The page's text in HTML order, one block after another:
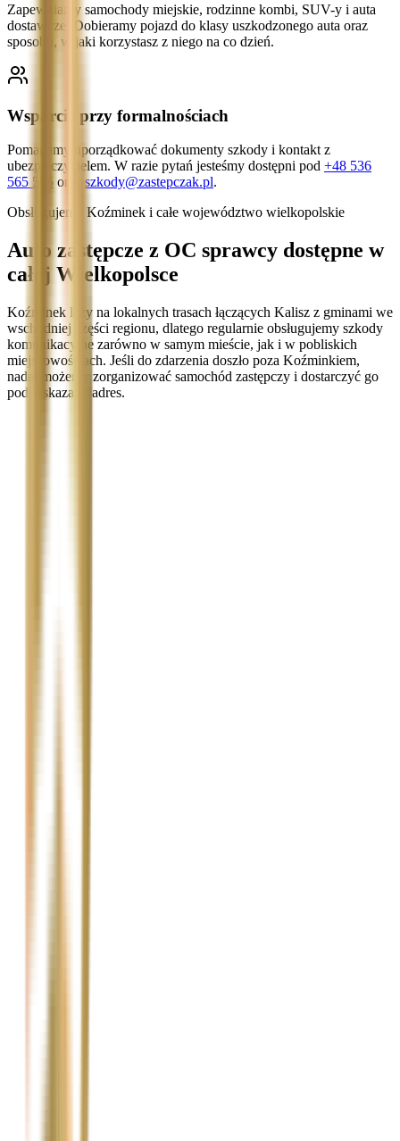
Zapewniamy samochody miejskie, rodzinne kombi, SUV-y i auta
dostawcze. Dobieramy pojazd do klasy uszkodzonego auta oraz
sposobu, w jaki korzystasz z niego na co dzień.
Wsparcie przy formalnościach
Pomagamy uporządkować dokumenty szkody i kontakt z
ubezpieczycielem. W razie pytań jesteśmy dostępni pod +48 536
565 565 oraz szkody@zastepczak.pl.
Obsługujemy Koźminek i całe województwo wielkopolskie
Auto zastępcze z OC sprawcy dostępne w
całej Wielkopolsce
Koźminek leży na lokalnych trasach łączących Kalisz z gminami we
wschodniej części regionu, dlatego regularnie obsługujemy szkody
komunikacyjne zarówno w samym mieście, jak i w pobliskich
miejscowościach. Jeśli do zdarzenia doszło poza Koźminkiem,
nadal możemy zorganizować samochód zastępczy i dostarczyć go
pod wskazany adres.